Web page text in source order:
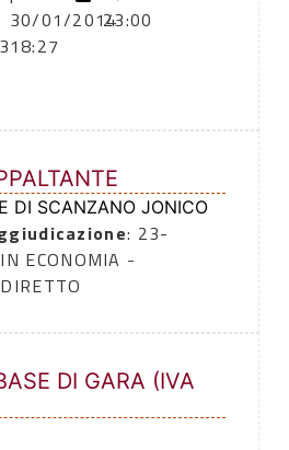
30/01/2014
18:27
23:00
DI SCANZANO JONICO
: 23-
ECONOMIA -
DI GARA (IVA